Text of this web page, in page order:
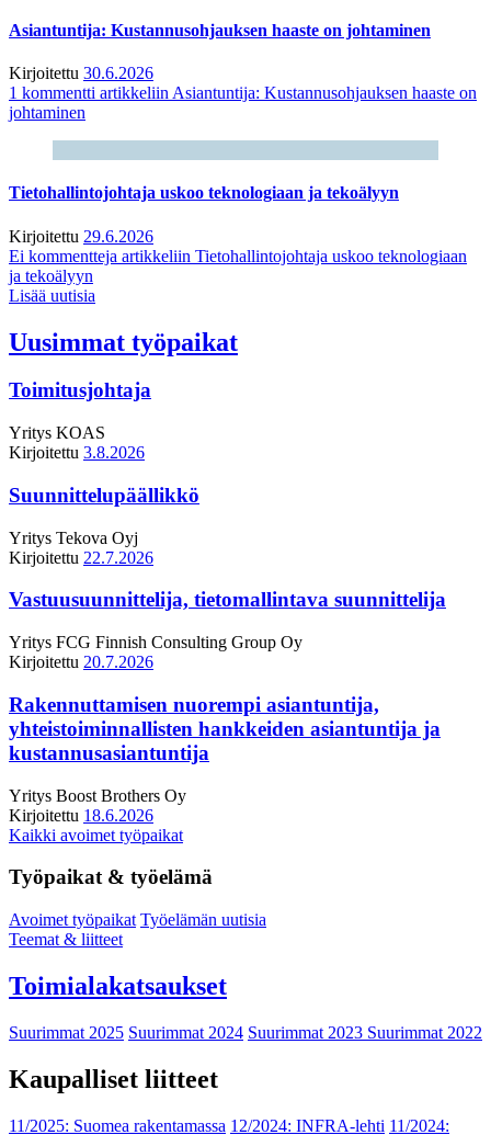
Asiantuntija: Kustannusohjauksen haaste on johtaminen
Kirjoitettu 30.6.2026
1 kommentti artikkeliin Asiantuntija: Kustannusohjauksen haaste on
johtaminen
Tietohallintojohtaja uskoo teknologiaan ja tekoälyyn
Kirjoitettu 29.6.2026
Ei kommentteja artikkeliin Tietohallintojohtaja uskoo teknologiaan
ja tekoälyyn
Lisää uutisia
Uusimmat työpaikat
Toimitusjohtaja
Yritys KOAS
Kirjoitettu 3.8.2026
Suunnittelupäällikkö
Yritys Tekova Oyj
Kirjoitettu 22.7.2026
Vastuusuunnittelija, tietomallintava suunnittelija
Yritys FCG Finnish Consulting Group Oy
Kirjoitettu 20.7.2026
Rakennuttamisen nuorempi asiantuntija,
yhteistoiminnallisten hankkeiden asiantuntija ja
kustannusasiantuntija
Yritys Boost Brothers Oy
Kirjoitettu 18.6.2026
Kaikki avoimet työpaikat
Työpaikat & työelämä
Avoimet työpaikat Työelämän uutisia
Teemat & liitteet
Toimialakatsaukset
Suurimmat 2025 Suurimmat 2024 Suurimmat 2023 Suurimmat 2022
Kaupalliset liitteet
11/2025: Suomea rakentamassa 12/2024: INFRA-lehti 11/2024: